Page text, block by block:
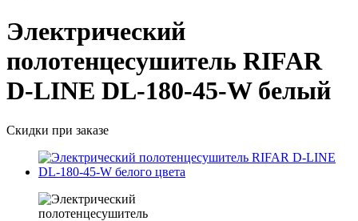
Электрический
полотенцесушитель RIFAR
D-LINE DL-180-45-W белый
Скидки при заказе